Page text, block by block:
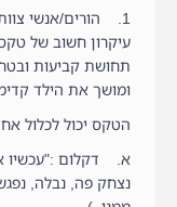
1. הורים/אנשי
עיקרון חשוב של
תחושת קביעות
ומושך את הילד
הטקס יכול לכלול
א. דקלום :"עכשיו
נצחק פה, נבלה,